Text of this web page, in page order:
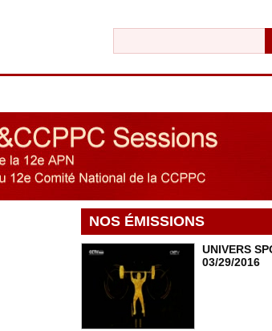
NOS ÉMISSIONS
UNIVERS
03/29/2016